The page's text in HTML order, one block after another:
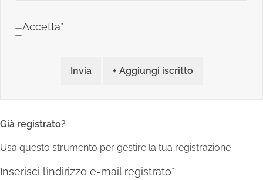
Accetta*
Invia + Aggiungi iscritto
Già registrato?
Usa questo strumento per gestire la tua registrazione
Inserisci l’indirizzo e-mail registrato*